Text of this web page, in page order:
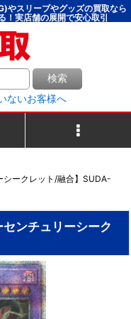
やスリーブやグッズの買取なら
！実店舗の展開で安心取引
検索
ないお客様へ
シークレット/融合】SUDA-
センチュリーシーク